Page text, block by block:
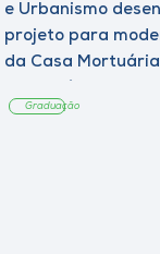
e Urbanismo
projeto para
da Casa
Graduação